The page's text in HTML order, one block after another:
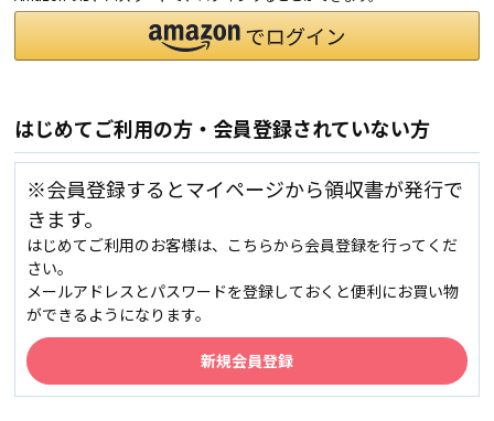
はじめてご利用の方・会員登録されていない方
※会員登録するとマイページから領収書が発行で
きます。
はじめてご利用のお客様は、こちらから会員登録を行ってくだ
さい。
メールアドレスとパスワードを登録しておくと便利にお買い物
ができるようになります。